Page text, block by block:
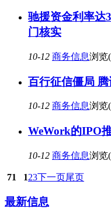
驰援资金利率达
门核实
10-12 商务信息浏览
百行征信僵局
10-12 商务信息浏览
WeWork的IPO
10-12 商务信息浏览
71 123下一页尾页
最新信息